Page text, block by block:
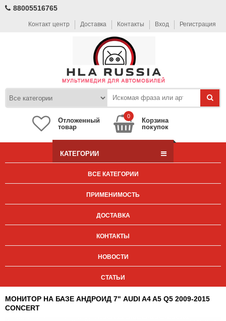
88005516765
Контакт центр Доставка Контакты Вход Регистрация
Отложенный
товар
0
Корзина
покупок
КАТЕГОРИИ
ВСЕ КАТЕГОРИИ
ПРИМЕНИМОСТЬ
ДОСТАВКА
КОНТАКТЫ
НОВОСТИ
СТАТЬИ
МОНИТОР НА БАЗЕ АНДРОИД 7" AUDI A4 A5 Q5 2009-2015
CONCERT